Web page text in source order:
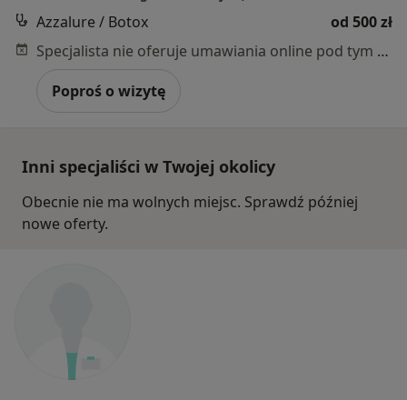
Azzalure / Botox
od 500 zł
Specjalista nie oferuje umawiania online pod tym adresem.
Poproś o wizytę
Inni specjaliści w Twojej okolicy
Obecnie nie ma wolnych miejsc. Sprawdź później
nowe oferty.